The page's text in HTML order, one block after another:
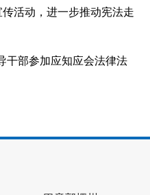
传活动，进一步推动宪法走
干部参加应知应会法律法